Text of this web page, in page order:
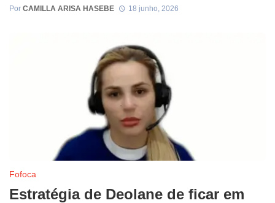
Por CAMILLA ARISA HASEBE 18 junho, 2026
Fofoca
Estratégia de Deolane de ficar em